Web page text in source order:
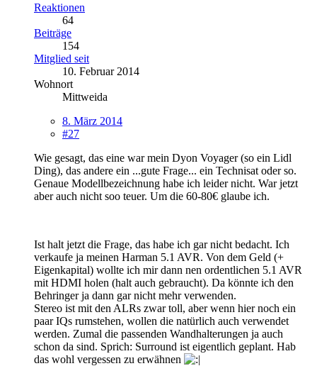
Reaktionen
64
Beiträge
154
Mitglied seit
10. Februar 2014
Wohnort
Mittweida
8. März 2014
#27
Wie gesagt, das eine war mein Dyon Voyager (so ein Lidl
Ding), das andere ein ...gute Frage... ein Technisat oder so.
Genaue Modellbezeichnung habe ich leider nicht. War jetzt
aber auch nicht soo teuer. Um die 60-80€ glaube ich.
Ist halt jetzt die Frage, das habe ich gar nicht bedacht. Ich
verkaufe ja meinen Harman 5.1 AVR. Von dem Geld (+
Eigenkapital) wollte ich mir dann nen ordentlichen 5.1 AVR
mit HDMI holen (halt auch gebraucht). Da könnte ich den
Behringer ja dann gar nicht mehr verwenden.
Stereo ist mit den ALRs zwar toll, aber wenn hier noch ein
paar IQs rumstehen, wollen die natürlich auch verwendet
werden. Zumal die passenden Wandhalterungen ja auch
schon da sind. Sprich: Surround ist eigentlich geplant. Hab
das wohl vergessen zu erwähnen